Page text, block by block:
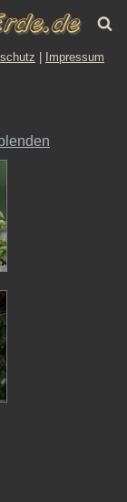
Impressum